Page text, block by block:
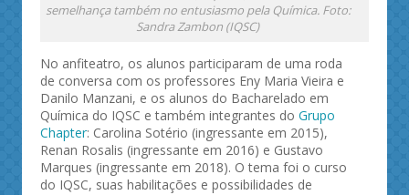
semelhança também no entusiasmo pela Química. Foto:
Sandra Zambon (IQSC)
No anfiteatro, os alunos participaram de uma roda
de conversa com os professores Eny Maria Vieira e
Danilo Manzani, e os alunos do Bacharelado em
Química do IQSC e também integrantes do Grupo
Chapter: Carolina Sotério (ingressante em 2015),
Renan Rosalis (ingressante em 2016) e Gustavo
Marques (ingressante em 2018). O tema foi o curso
do IQSC, suas habilitações e possibilidades de